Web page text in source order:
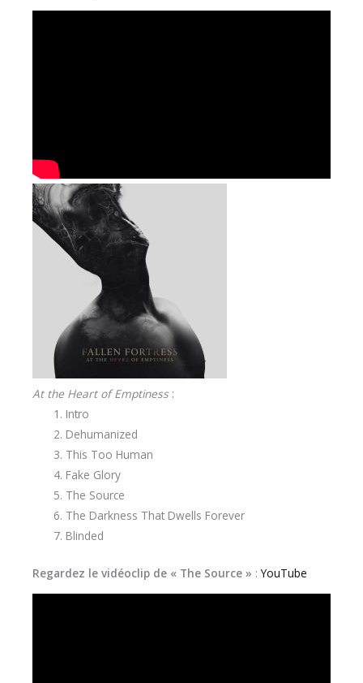
At the Heart of Emptiness:
Intro
Dehumanized
This Too Human
Fake Glory
The Source
The Darkness That Dwells Forever
Blinded
Regardez le vidéoclip de « The Source » :YouTube